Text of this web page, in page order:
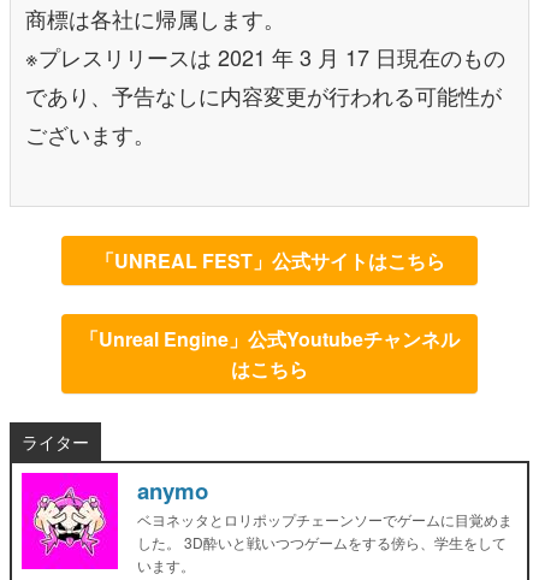
商標は各社に帰属します。
※プレスリリースは 2021 年 3 月 17 日現在のもの
であり、予告なしに内容変更が行われる可能性が
ございます。
「UNREAL FEST」公式サイトはこちら
「Unreal Engine」公式Youtubeチャンネル
はこちら
ライター
anymo
ベヨネッタとロリポップチェーンソーでゲームに目覚めま
した。 3D酔いと戦いつつゲームをする傍ら、学生をして
います。